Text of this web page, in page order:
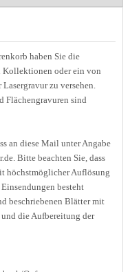
haben Sie die
Kollektionen oder ein von
zu versehen.
Flächengravuren sind
an diese Mail unter Angabe
Bitte beachten Sie, dass
höchstmöglicher Auflösung
besteht
beschriebenen Blätter mit
die Aufbereitung der